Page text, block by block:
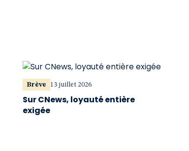
Brève 13 juillet 2026
Sur CNews, loyauté entière
exigée